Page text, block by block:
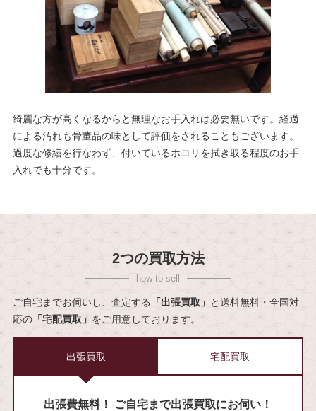
綺麗な方が高くなるからと無理なお手入れは必要無いです。経過
による汚れも骨董品の味として評価をされることもございます。
過度な修繕を行なわず、付いているホコリを拭き取る程度のお手
入れでも十分です。
2つの買取方法
ご自宅までお伺いし、査定する 「出張買取」 と送料無料・全国対
応の「宅配買取」 をご用意しております。
出張買取 宅配買取
出張費無料！ ご自宅まで出張買取にお伺い！